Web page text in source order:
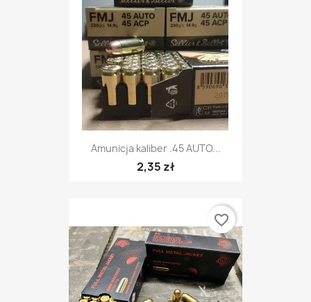
Amunicja kaliber .45 AUTO...
2,35 zł
favorite_border